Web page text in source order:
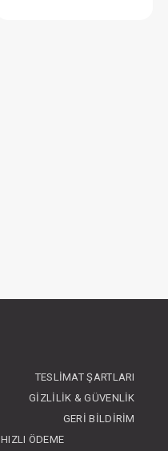
TESLIMAT ŞARTLARI
GIZLILIK & GÜVENLIK
GERI BILDIRIM
HIZLI ÖDEME